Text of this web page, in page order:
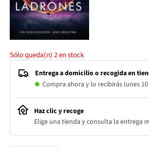
Sólo queda(n)2en stock
Entrega a domicilio o recogida en
Compra ahora y lo recibirás lunes
Haz clic y recoge
Elige una tienda y consulta la entrega